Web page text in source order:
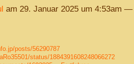
am 29. Januar 2025 um 4:53am —
posts/56290787
status/1884391608248066272